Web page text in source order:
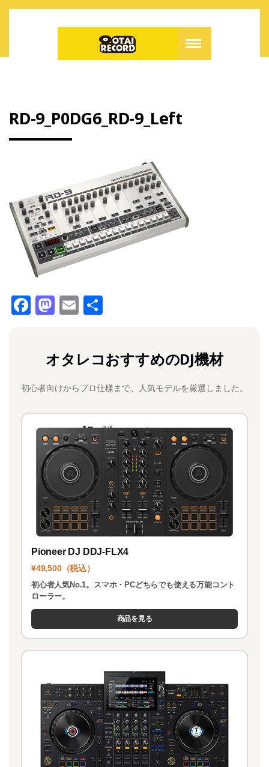
RD-9_P0DG6_RD-9_Left
F
b
o
o
k
M
o
d
o
n
E
l
オタレコおすすめのDJ機材
初心者向けからプロ仕様まで、人気モデルを厳選しました。
Pioneer DJ DDJ-FLX4
¥49,500（税込）
初心者人気No.1。スマホ・PCどちらでも使える万能コント
ローラー。
商品を見る